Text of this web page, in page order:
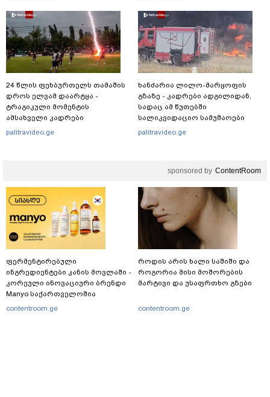
24 წლის ფეხბურთელს თამაშის
დროს ელვამ დაარტყა -
ტრაგიკული მომენტის
ამსახველი კადრები
ტაილანდიდან მედიაში
palitravideo.ge
ხანძარია ლილო-მარყოფის
გზაზე - კადრები ადგილიდან,
სადაც ამ წუთებში
სალიკვიდაციო სამუშაოები
მიმდინარეობს
palitravideo.ge
sponsored by ContentRoom
ფერმენტირებული
ინგრედიენტები კანის მოვლაში -
კორეული ინოვაციური ბრენდი
Manyo საქართველოშია
contentroom.ge
როდის არის ხალი საშიში და
როგორია მისი მოშორების
მარტივი და უსაფრთხო გზები
contentroom.ge